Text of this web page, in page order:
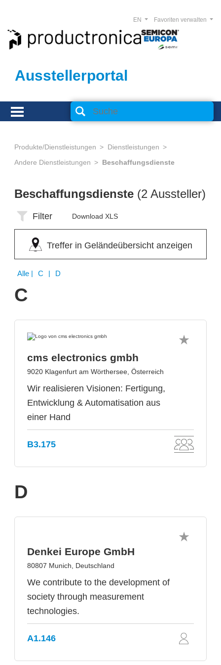
Ausstellerportal
Favoriten verwalten
EN
Produkte/Dienstleistungen
Dienstleistungen
Andere Dienstleistungen
Beschaffungsdienste
Beschaffungsdienste (2 Aussteller)
Filter Download XLS
Treffer in Geländeübersicht anzeigen
Alle | C | D
C
cms electronics gmbh
9020 Klagenfurt am Wörthersee, Österreich
Wir realisieren Visionen: Fertigung,
Entwicklung & Automatisation aus
einer Hand
B3.175
D
Denkei Europe GmbH
80807 Munich, Deutschland
We contribute to the development of
society through measurement
technologies.
A1.146